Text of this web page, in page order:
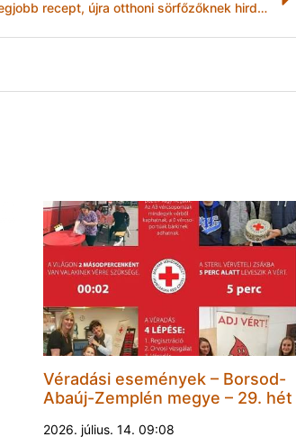
Egymilliót ér a legjobb recept, újra otthoni sörfőzőknek hirdet versenyt a Soproni
Véradási események – Borsod-
Abaúj-Zemplén megye – 29. hét
2026. július. 14. 09:08